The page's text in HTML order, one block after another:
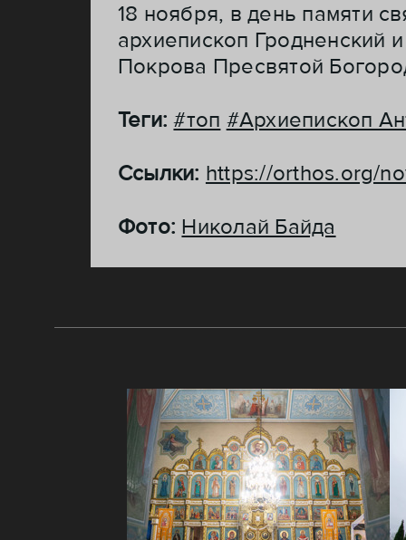
18 ноября, в день памяти
архиепископ Гродненский
Покрова Пресвятой
Теги:#топ #Архиепископ
Ссылки: https://orthos.org/
Фото: Николай Байда